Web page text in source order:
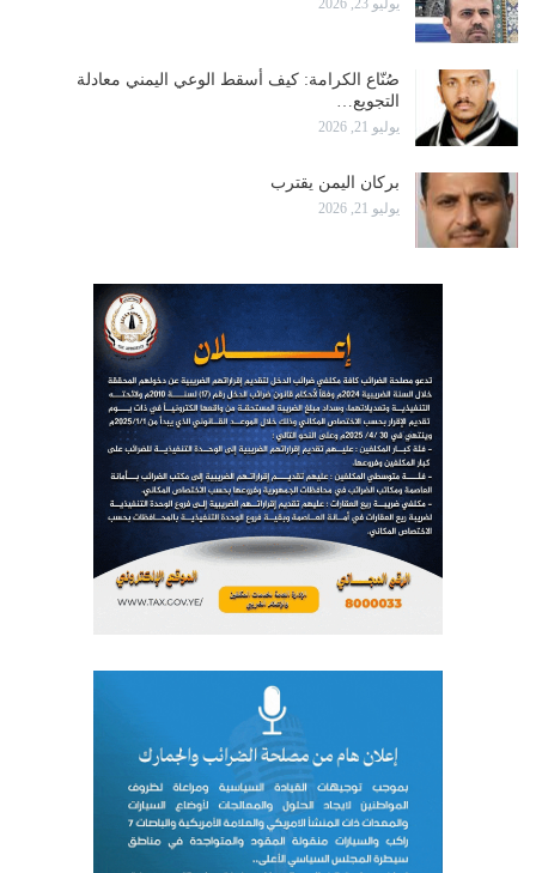
صُنّاع الكرامة: كيف أسقط الوعي اليمني معادلة
التجويع…
يوليو 21, 2026
بركان اليمن يقترب
يوليو 21, 2026